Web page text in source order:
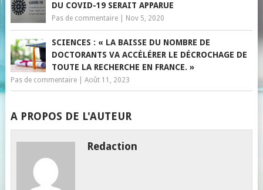
DU COVID-19 SERAIT APPARUE
Pas de commentaire| Nov 5, 2020
SCIENCES : « LA BAISSE DU NOMBRE DE
DOCTORANTS VA ACCÉLÉRER LE DÉCROCHAGE DE
TOUTE LA RECHERCHE EN FRANCE. »
Pas de commentaire| Août 11, 2023
A PROPOS DE L'AUTEUR
Redaction